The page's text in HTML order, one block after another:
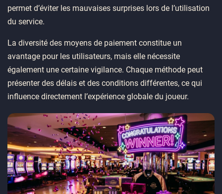
permet d’éviter les mauvaises surprises lors de l’utilisation
du service.
La diversité des moyens de paiement constitue un
avantage pour les utilisateurs, mais elle nécessite
également une certaine vigilance. Chaque méthode peut
présenter des délais et des conditions différentes, ce qui
influence directement l’expérience globale du joueur.